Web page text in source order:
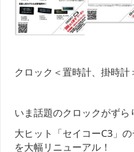
クロック＜置時計、掛時計
いま話題のクロックがずら
大ヒット「セイコーC3」
を大幅リニューアル！